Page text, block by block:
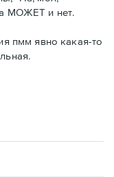
МОЖЕТ и нет.
пмм явно какая-то